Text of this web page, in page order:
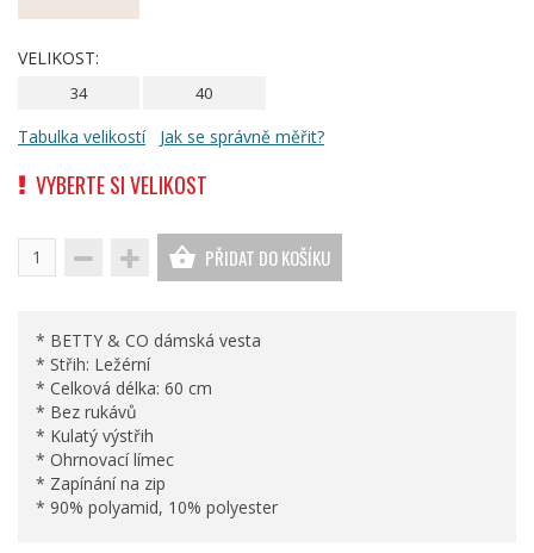
VELIKOST:
34 40
Tabulka velikostí Jak se správně měřit?
VYBERTE SI VELIKOST
PŘIDAT DO KOŠÍKU
* BETTY & CO dámská vesta
* Střih: Ležérní
* Celková délka: 60 cm
* Bez rukávů
* Kulatý výstřih
* Ohrnovací límec
* Zapínání na zip
* 90% polyamid, 10% polyester